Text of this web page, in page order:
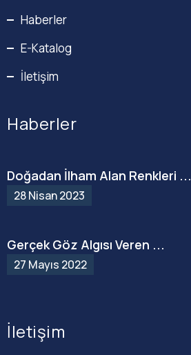
Haberler
E-Katalog
İletişim
Haberler
Doğadan İlham Alan Renkleri ...
28 Nisan 2023
Gerçek Göz Algısı Veren ...
27 Mayıs 2022
İletişim